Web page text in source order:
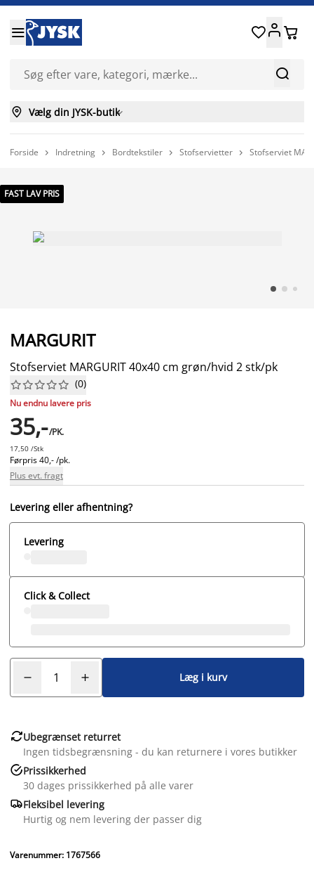


 
 Vælg din JYSK-butik
Forside  Indretning  Bordtekstiler  Stofservietter  Stofserviet
FAST LAV PRIS
MARGURIT
Stofserviet MARGURIT 40x40 cm grøn/hvid 2 stk/pk





 (0)
Nu endnu lavere pris
35,-/PK.
17,50 /Stk
Førpris40,- /pk.
Plus evt. fragt
Levering eller afhentning?
Levering
Click & Collect
Læg i kurv
Ubegrænset returret
Ingen tidsbegrænsning - du kan returnere i vores butikker
Prissikkerhed
30 dages prissikkerhed på alle varer
Fleksibel levering
Hurtig og nem levering der passer dig
Varenummer: 1767566